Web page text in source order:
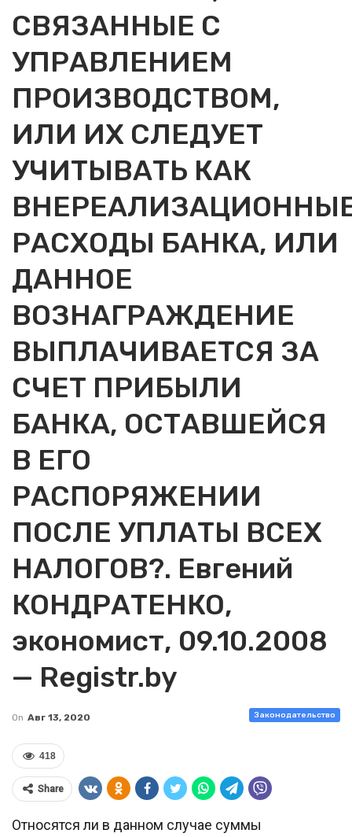
СВЯЗАННЫЕ С
УПРАВЛЕНИЕМ
ПРОИЗВОДСТВОМ,
ИЛИ ИХ СЛЕДУЕТ
УЧИТЫВАТЬ КАК
РАСХОДЫ БАНКА, ИЛИ
ДАННОЕ
ВОЗНАГРАЖДЕНИЕ
ВЫПЛАЧИВАЕТСЯ ЗА
СЧЕТ ПРИБЫЛИ
БАНКА, ОСТАВШЕЙСЯ
В ЕГО
РАСПОРЯЖЕНИИ
ПОСЛЕ УПЛАТЫ ВСЕХ
НАЛОГОВ?. Евгений
КОНДРАТЕНКО,
экономист, 09.10.2008
— Registr.by
Законодательство
On Авг 13, 2020
418
Share
Относятся ли в данном случае суммы